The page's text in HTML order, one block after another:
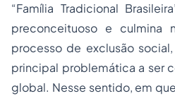
“Família Tradicional
preconceituoso e culmina
processo de exclusão
principal problemática a ser
global. Nesse sentido, em